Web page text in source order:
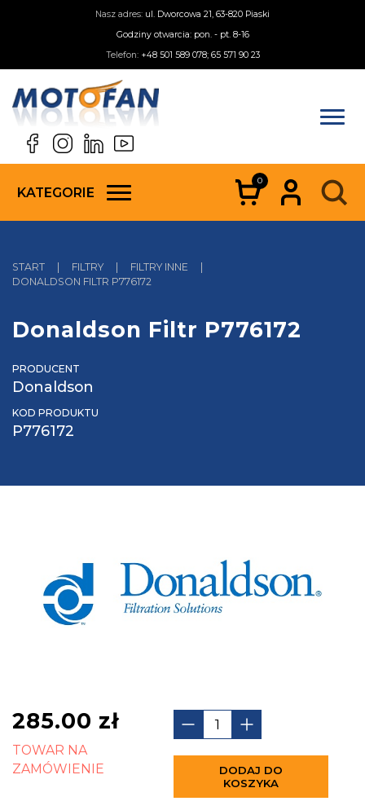
Nasz adres: ul. Dworcowa 21, 63-820 Piaski
Godziny otwarcia: pon. - pt. 8-16
Telefon: +48 501 589 078; 65 571 90 23
KATEGORIE
0
START | FILTRY | FILTRY INNE
|
DONALDSON FILTR P776172
Donaldson Filtr P776172
PRODUCENT
Donaldson
KOD PRODUKTU
P776172
285.00 zł
TOWAR NA
ZAMÓWIENIE
DODAJ DO
KOSZYKA